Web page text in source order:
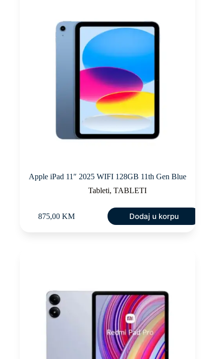
Apple iPad 11″ 2025 WIFI 128GB 11th Gen Blue
Tableti,TABLETI
875,00 KM Dodaj u korpu